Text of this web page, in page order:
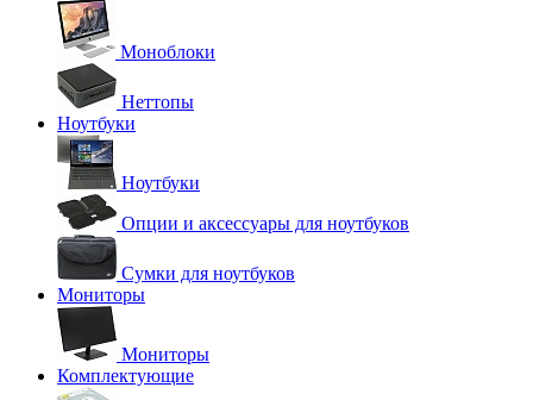
Моноблоки
Неттопы
Ноутбуки
Ноутбуки
Опции и аксессуары для ноутбуков
Сумки для ноутбуков
Мониторы
Мониторы
Комплектующие